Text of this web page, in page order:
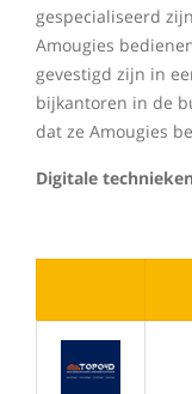
gespecialiseerd
Amougies
gevestigd zijn in
bijkantoren in de
dat ze Amougies
Digitale